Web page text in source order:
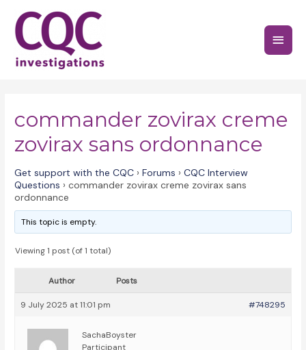
content
Main
commander zovirax creme
zovirax sans ordonnance
Get support with the CQC › Forums › CQC Interview
Questions › commander zovirax creme zovirax sans
ordonnance
This topic is empty.
Viewing 1 post (of 1 total)
Author Posts
9 July 2025 at 11:01 pm #748295
SachaBoyster
Participant